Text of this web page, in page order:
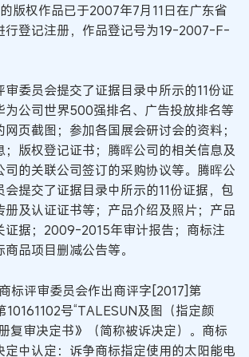
版权作品已于2007年7月11日在广东省
行登记注册，作品登记号为19-2007-F-
委员会提交了证据目录中所示的11份证
为公司世界500强排名、广告投放排名等
页截图；参加各国展会研讨会的资料；
；版权登记证书；腾晖公司的相关信息及
司的关联公司签订的采购协议等。腾晖公
提交了证据目录中所示的11份证据，包
册及认证证书等；产品介绍及照片；产品
证据；2009-2015年审计报告；商标注
品项目删减公告等。
标评审委员会作出商评字[2017]第
号“TALESUN及图（指定颜
复审决定书》（简称被诉决定）。商标
定中认定：诉争商标指定使用的太阳能电